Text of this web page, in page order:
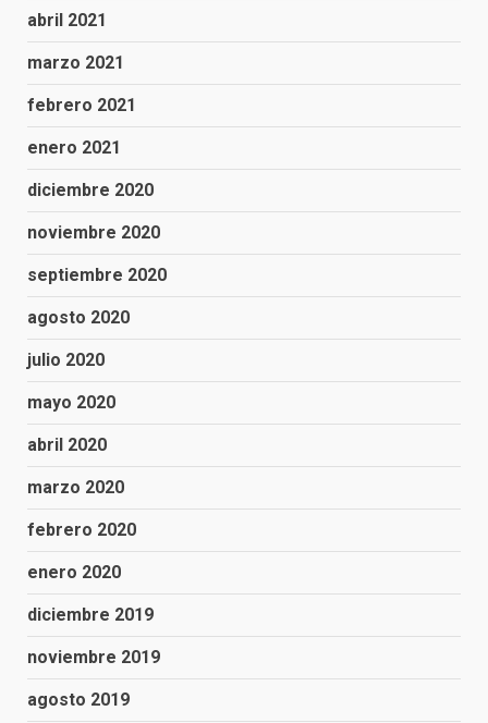
abril 2021
marzo 2021
febrero 2021
enero 2021
diciembre 2020
noviembre 2020
septiembre 2020
agosto 2020
julio 2020
mayo 2020
abril 2020
marzo 2020
febrero 2020
enero 2020
diciembre 2019
noviembre 2019
agosto 2019